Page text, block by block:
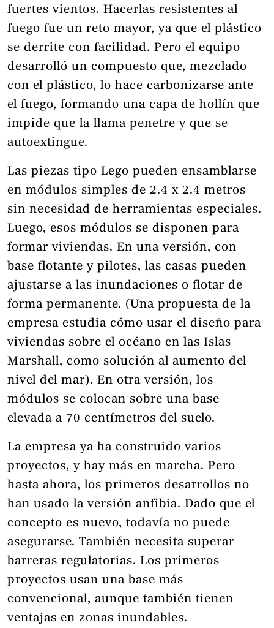
fuertes vientos. Hacerlas resistentes al
fuego fue un reto mayor, ya que el plástico
se derrite con facilidad. Pero el equipo
desarrolló un compuesto que, mezclado
con el plástico, lo hace carbonizarse ante
el fuego, formando una capa de hollín que
impide que la llama penetre y que se
autoextingue.
Las piezas tipo Lego pueden ensamblarse
en módulos simples de 2.4 x 2.4 metros
sin necesidad de herramientas especiales.
Luego, esos módulos se disponen para
formar viviendas. En una versión, con
base flotante y pilotes, las casas pueden
ajustarse a las inundaciones o flotar de
forma permanente. (Una propuesta de la
empresa estudia cómo usar el diseño para
viviendas sobre el océano en las Islas
Marshall, como solución al aumento del
nivel del mar). En otra versión, los
módulos se colocan sobre una base
elevada a 70 centímetros del suelo.
La empresa ya ha construido varios
proyectos, y hay más en marcha. Pero
hasta ahora, los primeros desarrollos no
han usado la versión anfibia. Dado que el
concepto es nuevo, todavía no puede
asegurarse. También necesita superar
barreras regulatorias. Los primeros
proyectos usan una base más
convencional, aunque también tienen
ventajas en zonas inundables.